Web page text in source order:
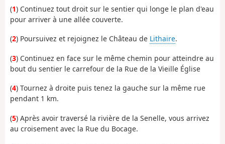
(1) Continuez tout droit sur le sentier qui longe le plan d'eau
pour arriver à une allée couverte.
(2) Poursuivez et rejoignez le Château de Lithaire.
(3) Continuez en face sur le même chemin pour atteindre au
bout du sentier le carrefour de la Rue de la Vieille Église
(4) Tournez à droite puis tenez la gauche sur la même rue
pendant 1 km.
(5) Après avoir traversé la rivière de la Senelle, vous arrivez
au croisement avec la Rue du Bocage.